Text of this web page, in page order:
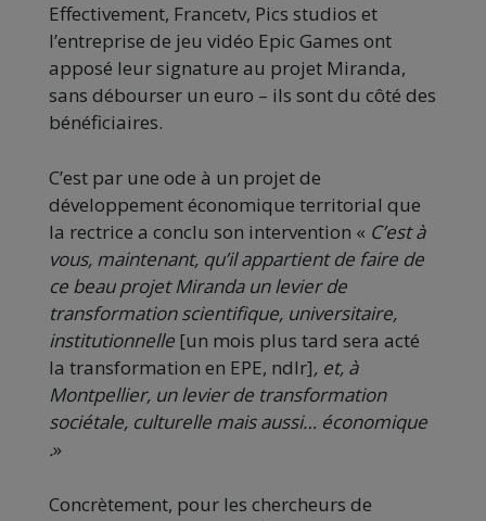
Effectivement, Francetv, Pics studios et
l’entreprise de jeu vidéo Epic Games ont
apposé leur signature au projet Miranda,
sans débourser un euro – ils sont du côté des
bénéficiaires.
C’est par une ode à un projet de
développement économique territorial que
la rectrice a conclu son intervention « C’est à
vous, maintenant, qu’il appartient de faire de
ce beau projet Miranda un levier de
transformation scientifique, universitaire,
institutionnelle [un mois plus tard sera acté
la transformation en EPE, ndlr], et, à
Montpellier, un levier de transformation
sociétale, culturelle mais aussi… économique
.»
Concrètement, pour les chercheurs de